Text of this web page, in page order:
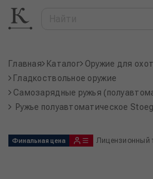
Главная Каталог Оружие для
Гладкоствольное оружие
Самозарядные ружья
Ружье полуавтоматическое
Финальная цена Лицензионный